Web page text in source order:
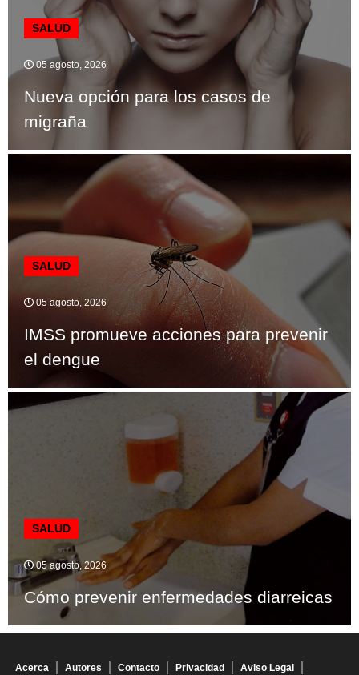
SALUD
05 agosto, 2026
Nueva opción para los casos de
migraña
SALUD
05 agosto, 2026
IMSS promueve acciones para prevenir
el dengue
SALUD
05 agosto, 2026
Cómo prevenir enfermedades diarreicas
Acerca Autores Contacto Privacidad Aviso Legal